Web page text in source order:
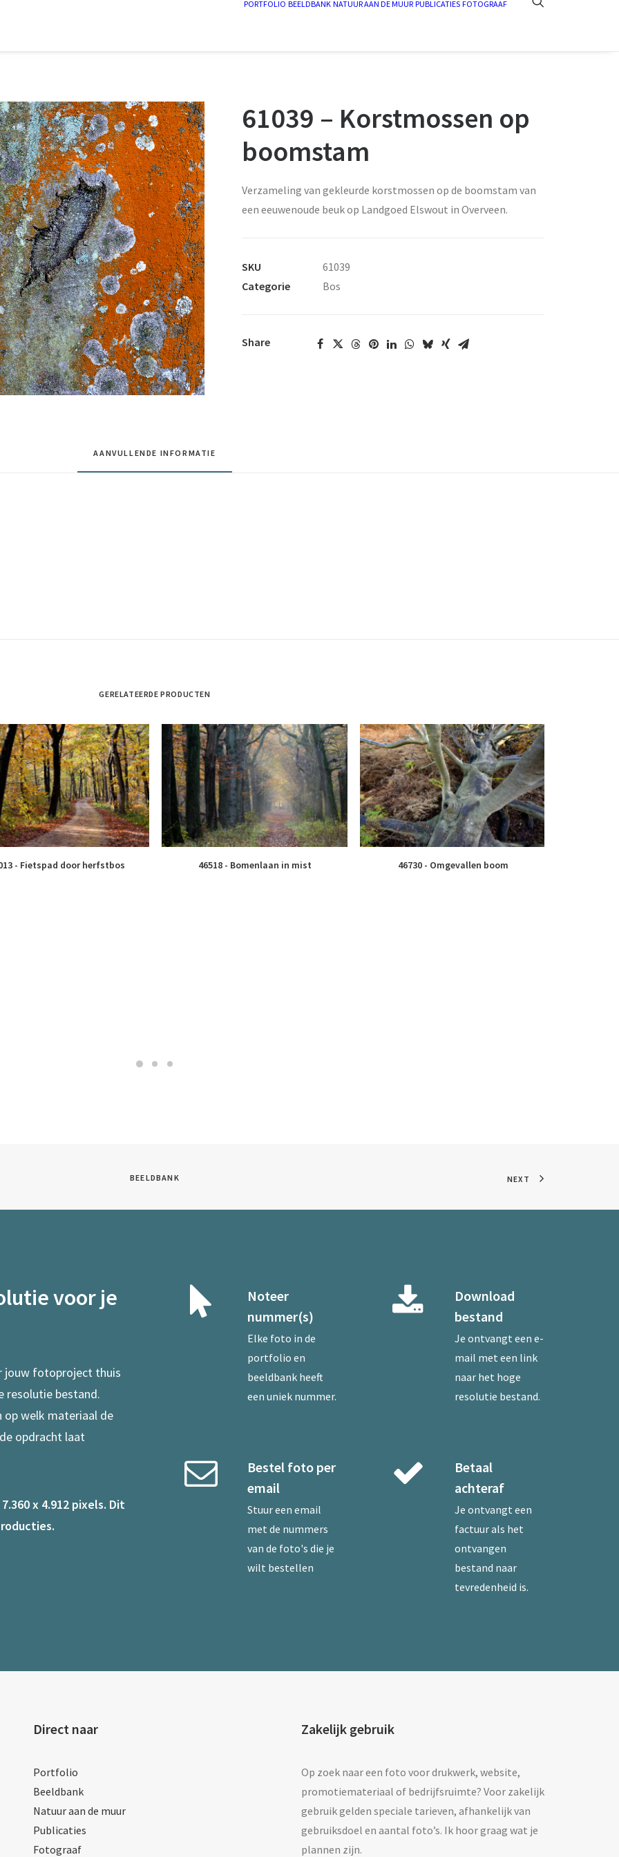
PORTFOLIO BEELDBANK NATUUR AAN DE MUUR PUBLICATIES FOTOGRAAF
61039 – Korstmossen op
boomstam
Verzameling van gekleurde korstmossen op de boomstam van
een eeuwenoude beuk op Landgoed Elswout in Overveen.
SKU
61039
Categorie
Bos
Share
AANVULLENDE INFORMATIE
GERELATEERDE PRODUCTEN
- Fietspad door herfstbos 46518 - Bomenlaan in mist 46730 - Omgevallen boom
BEELDBANK NEXT
voor je
jouw fotoproject thuis
resolutie bestand.
op welk materiaal de
opdracht laat
x 4.912 pixels. Dit
Noteer
nummer(s)
Elke foto in de
portfolio en
beeldbank heeft
een uniek nummer.
Bestel foto per
email
Stuur een email
met de nummers
van de foto's die je
wilt bestellen
Download
bestand
Je ontvangt een e-
mail met een link
naar het hoge
resolutie bestand.
Betaal
achteraf
Je ontvangt een
factuur als het
ontvangen
bestand naar
tevredenheid is.
Direct naar
Portfolio
Beeldbank
Natuur aan de muur
Publicaties
Fotograaf
Zakelijk gebruik
Op zoek naar een foto voor drukwerk, website,
promotiemateriaal of bedrijfsruimte? Voor zakelijk
gebruik gelden speciale tarieven, afhankelijk van
gebruiksdoel en aantal foto’s. Ik hoor graag wat je
plannen zijn.